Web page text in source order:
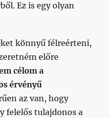
Ez is egy olyan
könnyű félreérteni,
előre
célom a
érvényű
az van, hogy
felelős tulajdonos a